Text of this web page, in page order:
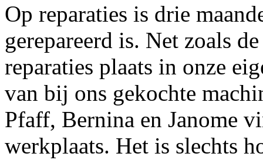
Op reparaties is drie
gerepareerd is. Net zoals
reparaties plaats in onze
van bij ons gekochte
Pfaff, Bernina en Janome
werkplaats. Het is slechts